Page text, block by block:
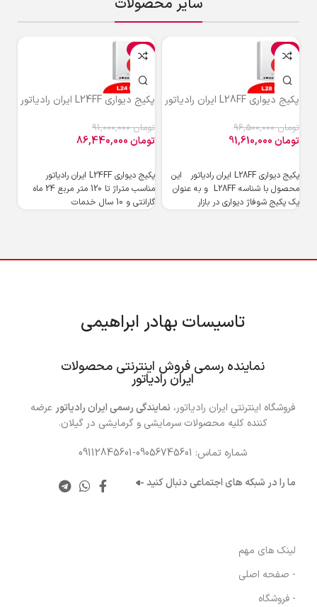
-5%
پکیج دیواری L28FF ایران رادیاتور
تومان96,500,000
تومان
پکیج دیواری L28FF ایران رادیاتور این
محصول با شناسه L28FF و به ‌عنوان
یک پکیج شوفاژ دیواری در بازار
-5%
پکیج دیواری L24FF ایران رادیاتور
تومان91,000,000
تومان
پکیج دیواری L24FF ایران رادیاتور
مناسب متراژ تا 120 متر مربع 24 ماه
گارانتی و 10 سال خدمات
تاسیسات بهادر ابراهیمی
نماینده رسمی فروش اینترنتی محصولات
ایران رادیاتور
فروشگاه اینترنتی ایران رادیاتور، نمایندگی رسمی ایران رادیاتور عرضه
کننده کلیه محصولات سرمایشی و گرمایشی در گیلان.
شماره تماس: 09056745601-09112845601
ما را در شبکه های اجتماعی دنبال کنید
لینک های مهم
- صفحه اصلی
- فروشگاه